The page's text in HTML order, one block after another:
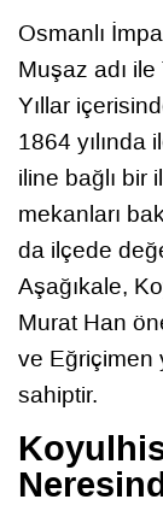
Osmanlı
Muşaz adı
Yıllar
1864 yılında
iline bağlı bir
mekanları
da ilçede
Aşağıkale,
Murat Han
ve Eğriçimen
sahiptir.